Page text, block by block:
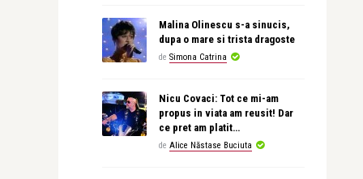
Malina Olinescu s-a sinucis,
dupa o mare si trista dragoste
de Simona Catrina
Nicu Covaci: Tot ce mi-am
propus in viata am reusit! Dar
ce pret am platit…
de Alice Năstase Buciuta